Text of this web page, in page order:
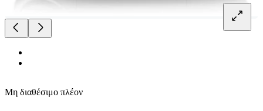
Μη διαθέσιμο πλέον